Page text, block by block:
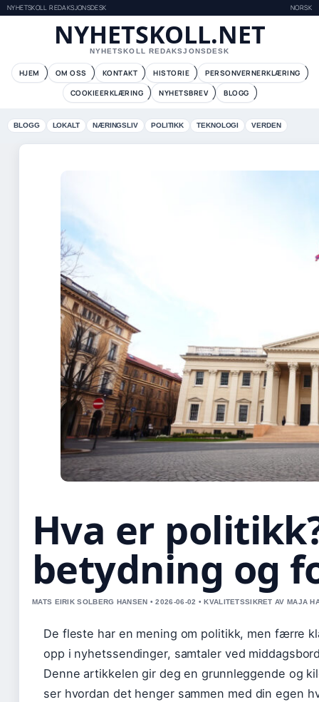
NYHETSKOLL REDAKSJONSDESK NORSK
NYHETSKOLL.NET
NYHETSKOLL REDAKSJONSDESK
HJEM OM OSS KONTAKT HISTORIE
PERSONVERNERKLÆRING
COOKIEERKLÆRING
NYHETSBREV BLOGG
BLOGG LOKALT NÆRINGSLIV POLITIKK TEKNOLOGI VERDEN
Hva er
betydning og
MATS EIRIK SOLBERG HANSEN • 2026-06-02 • KVALITETSSIKRET AV MAJA
De fleste har en mening om politikk, men færre
opp i nyhetssendinger, samtaler ved
Denne artikkelen gir deg en grunnleggende og
ser hvordan det henger sammen med din egen